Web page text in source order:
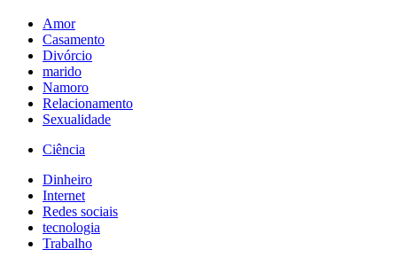
Amor
Casamento
Divórcio
marido
Namoro
Relacionamento
Sexualidade
Ciência
Dinheiro
Internet
Redes sociais
tecnologia
Trabalho